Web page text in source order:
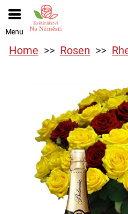
Menu
Home Rosen